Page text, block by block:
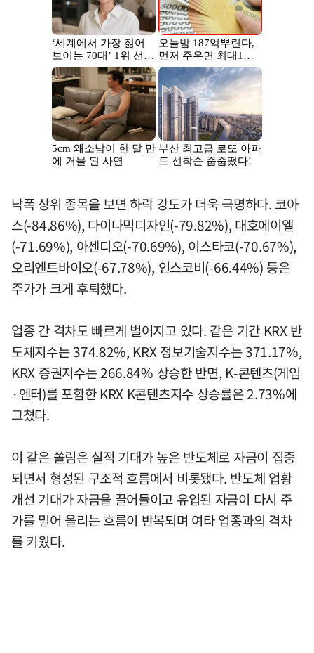
낙폭 상위 종목을 보면 하락 강도가 더욱 극명하다. 코아
스(-84.86%), 다이나믹디자인(-79.82%), 대호에이엘
(-71.69%), 아센디오(-70.69%), 이스타코(-70.67%),
오리엔트바이오(-67.78%), 인스코비(-66.44%) 등은
주가가 크게 후퇴했다.
업종 간 격차도 빠르게 벌어지고 있다. 같은 기간 KRX 반
도체지수는 374.82%, KRX 정보기술지수는 371.17%,
KRX 증권지수는 266.84% 상승한 반면, K-콘텐츠(게임
·엔터)를 포함한 KRX K콘텐츠지수 상승률은 2.73%에
그쳤다.
이 같은 쏠림은 실적 기대가 높은 반도체로 자금이 집중
되면서 형성된 구조적 흐름에서 비롯됐다. 반도체 업황
개선 기대가 자금을 끌어들이고 유입된 자금이 다시 주
가를 밀어 올리는 흐름이 반복되며 여타 업종과의 격차
를 키웠다.